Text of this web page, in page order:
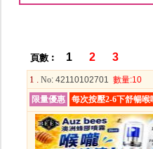
頁數︰ 1 2 3
1 . No: 42110102701 數量:10
限量優惠
每次按壓2-6下舒暢喉